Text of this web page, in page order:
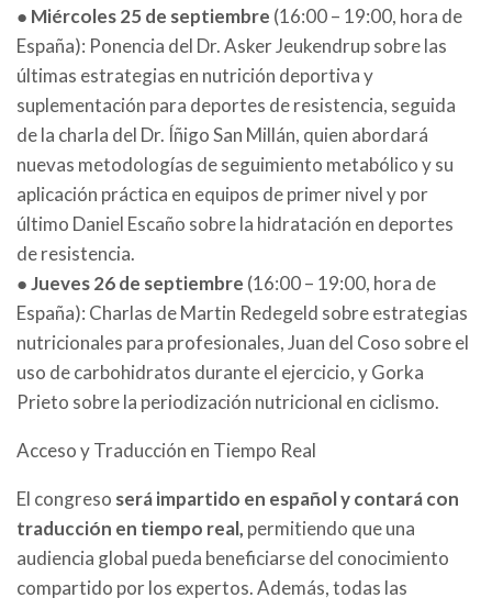
● Miércoles 25 de septiembre (16:00 – 19:00, hora de
España): Ponencia del Dr. Asker Jeukendrup sobre las
últimas estrategias en nutrición deportiva y
suplementación para deportes de resistencia, seguida
de la charla del Dr. Íñigo San Millán, quien abordará
nuevas metodologías de seguimiento metabólico y su
aplicación práctica en equipos de primer nivel y por
último Daniel Escaño sobre la hidratación en deportes
de resistencia.
●Jueves 26 de septiembre (16:00 – 19:00, hora de
España): Charlas de Martin Redegeld sobre estrategias
nutricionales para profesionales, Juan del Coso sobre el
uso de carbohidratos durante el ejercicio, y Gorka
Prieto sobre la periodización nutricional en ciclismo.
Acceso y Traducción en Tiempo Real
El congreso será impartido en español y contará con
traducción en tiempo real, permitiendo que una
audiencia global pueda beneficiarse del conocimiento
compartido por los expertos. Además, todas las